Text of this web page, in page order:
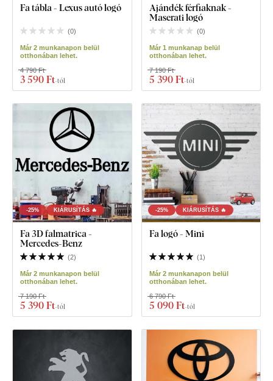
Fa tábla - Lexus autó logó
(0)
Már 2 munkanapon belül
otthonában lehet.
3 590 Ft-tól
4 790 Ft
Ajándék férfiaknak -
Maserati logó
(0)
Már 1 munkanap belül
otthonában lehet.
5 390 Ft-tól
7 190 Ft
-25% KIÁRUSÍTÁS 🔥
Fa 3D falmatrica -
Mercedes-Benz
(2)
Már 2 munkanapon belül
otthonában lehet.
5 390 Ft-tól
7 190 Ft
-25% KIÁRUSÍTÁS 🔥
Fa logó - Mini
(1)
Már 2 munkanapon belül
otthonában lehet.
5 090 Ft-tól
6 790 Ft